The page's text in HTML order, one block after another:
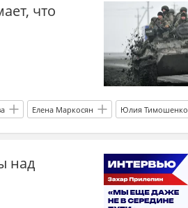
война на Украине иноагент
что
Елена Маркосян Юлия Тимошенко
РФ капитуляция
Новости Украины СВО
новости СВО Россия
над